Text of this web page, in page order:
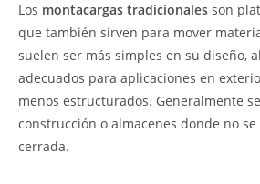
Los montacargas tradicionales son
que también sirven para mover
suelen ser más simples en su diseño,
adecuados para aplicaciones en
menos estructurados. Generalmente
construcción o almacenes donde no
cerrada.